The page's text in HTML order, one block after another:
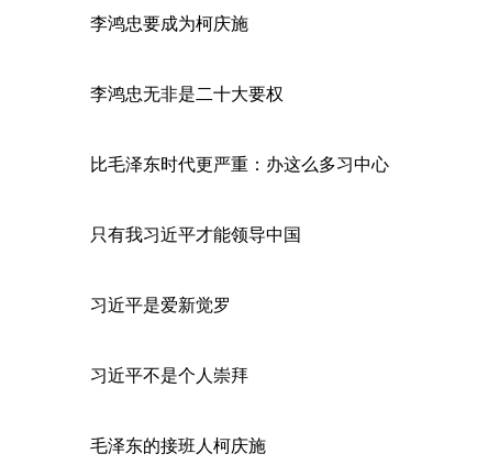
李鸿忠要成为柯庆施
李鸿忠无非是二十大要权
比毛泽东时代更严重：办这么多习中心
只有我习近平才能领导中国
习近平是爱新觉罗
习近平不是个人崇拜
毛泽东的接班人柯庆施